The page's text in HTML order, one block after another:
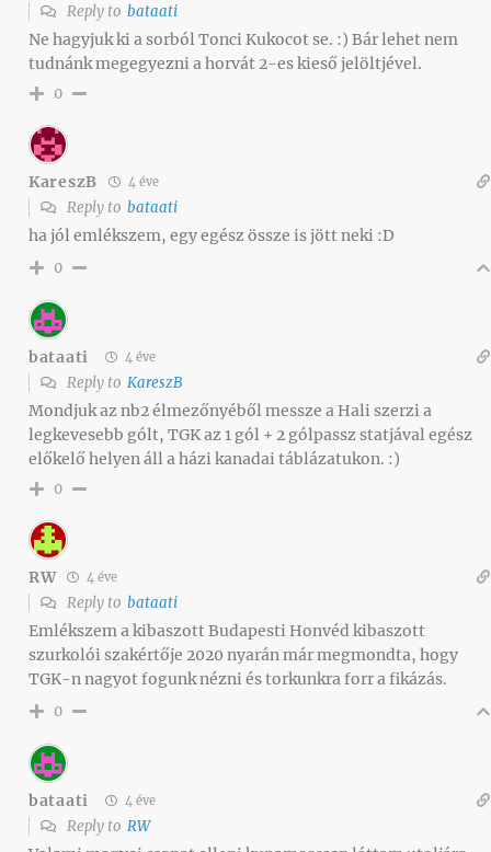
Reply to bataati
Ne hagyjuk ki a sorból Tonci Kukocot se. :) Bár lehet nem
tudnánk megegyezni a horvát 2-es kieső jelöltjével.
0
KareszB 4 éve
Reply to bataati
ha jól emlékszem, egy egész össze is jött neki :D
0
bataati 4 éve
Reply to KareszB
Mondjuk az nb2 élmezőnyéből messze a Hali szerzi a
legkevesebb gólt, TGK az 1 gól + 2 gólpassz statjával egész
előkelő helyen áll a házi kanadai táblázatukon. :)
0
RW 4 éve
Reply to bataati
Emlékszem a kibaszott Budapesti Honvéd kibaszott
szurkolói szakértője 2020 nyarán már megmondta, hogy
TGK-n nagyot fogunk nézni és torkunkra forr a fikázás.
0
bataati 4 éve
Reply to RW